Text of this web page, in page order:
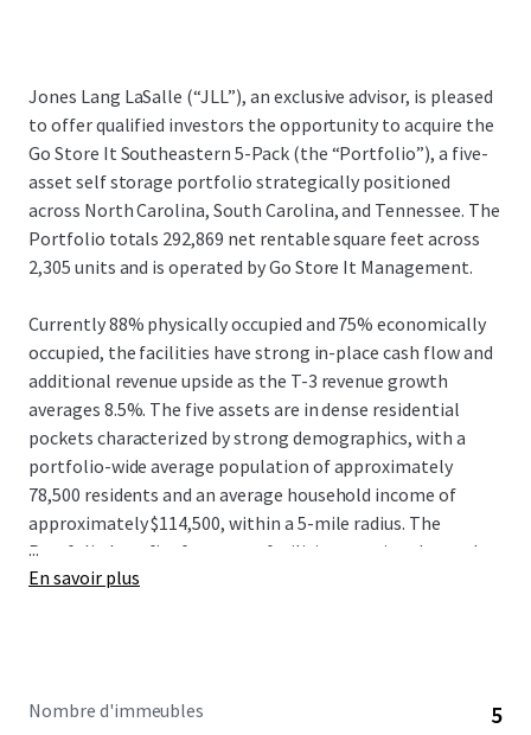
Jones Lang LaSalle (“JLL”), an exclusive advisor, is pleased
to offer qualified investors the opportunity to acquire the
Go Store It Southeastern 5-Pack (the “Portfolio”), a five-
asset self storage portfolio strategically positioned
across North Carolina, South Carolina, and Tennessee. The
Portfolio totals 292,869 net rentable square feet across
2,305 units and is operated by Go Store It Management.
Currently 88% physically occupied and 75% economically
occupied, the facilities have strong in-place cash flow and
additional revenue upside as the T-3 revenue growth
averages 8.5%. The five assets are in dense residential
pockets characterized by strong demographics, with a
portfolio-wide average population of approximately
78,500 residents and an average household income of
approximately $114,500, within a 5-mile radius. The
Portfolio benefits from zero facilities permitted or under
construction across all five markets, providing meaningful
acquire a scaled portfolio across premier Southeast
...
En savoir plus
Nombre d'immeubles 5